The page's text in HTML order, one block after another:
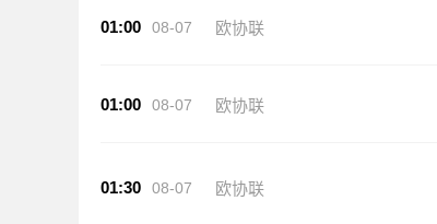
01:00 08-07 欧协联